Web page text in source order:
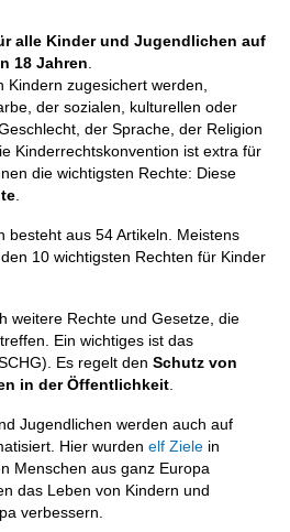
alle Kinder und Jugendlichen auf
18 Jahren.
Kindern zugesichert werden,
der sozialen, kulturellen oder
der Sprache, der Religion
Kinderrechtskonvention ist extra für
die wichtigsten Rechte: Diese
.
besteht aus 54 Artikeln. Meistens
10 wichtigsten Rechten für Kinder
weitere Rechte und Gesetze, die
Ein wichtiges ist das
Es regelt den Schutz von
in der Öffentlichkeit.
Jugendlichen werden auch auf
Hier wurden elf Ziele in
Menschen aus ganz Europa
das Leben von Kindern und
verbessern.